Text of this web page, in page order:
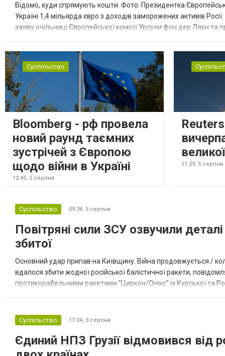
Відомо, куди спрямують кошти. Фото: Президентка
Україні 1,4 мільярда євро з доходів заморожених активів
заяву очільниці Європейської комісії Урсули фон дер Ляєн
Суспільство
Bloomberg - рф провела
новий раунд таємних
зустрічей з Європою
щодо війни в Україні
12:45, 5 серпня
11:29, 5 серпня
Суспільство 09:34, 5 серпня
Повітряні сили ЗСУ озвучили
збитої
Основний удар припав на Київщину. Війна продовжується /
вдалося збити жодної російської балістичної ракети,
протикорабельними ракетами "Циркон/Онікс" із Курської та
Суспільство 17:24, 3 серпня
Єдиний НПЗ Грузії відмовився від